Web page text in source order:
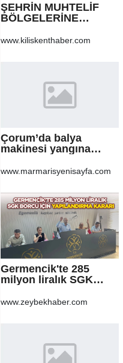
ŞEHRİN MUHTELİF
BÖLGELERİNE
VE BOZULAN
www.kiliskenthaber.com
Çorum’da balya
makinesi yangına
dönüm anız küle
www.marmarisyenisayfa.com
Germencik'te 285
milyon liralık SGK
yapılandırma kararı
www.zeybekhaber.com